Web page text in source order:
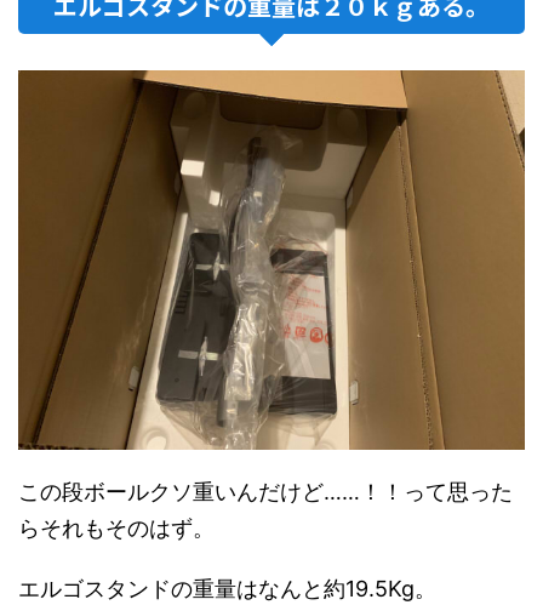
この段ボールクソ重いんだけど……！！って思った
らそれもそのはず。
エルゴスタンドの重量はなんと約19.5Kg。